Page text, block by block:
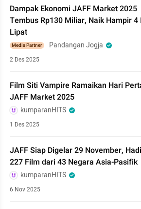
Dampak Ekonomi JAFF Market 2025
Tembus Rp130 Miliar, Naik Hampir 4
Lipat
Media Partner Pandangan Jogja
2 Des 2025
Film Siti Vampire Ramaikan Hari
JAFF Market 2025
kumparanHITS
1 Des 2025
JAFF Siap Digelar 29 November,
227 Film dari 43 Negara Asia-Pasifik
kumparanHITS
6 Nov 2025